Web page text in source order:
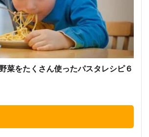
菜をたくさん使ったパスタレシピ６